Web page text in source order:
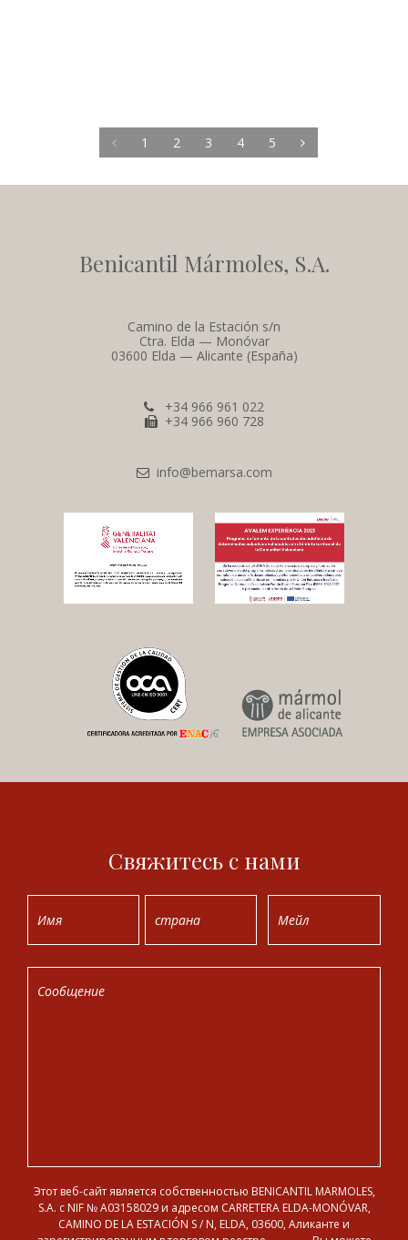
1 2 3 4 5
Benicantil Mármoles, S.A.
Camino de la Estación s/n
Ctra. Elda — Monóvar
03600 Elda — Alicante (España)
+34 966 961 022
+34 966 960 728
info@bemarsa.com
Свяжитесь с нами
Этот веб-сайт является собственностью BENICANTIL MARMOLES,
S.A. с NIF № A03158029 и адресом CARRETERA ELDA-MONÓVAR,
CAMINO DE LA ESTACIÓN S / N, ELDA, 03600, Аликанте и